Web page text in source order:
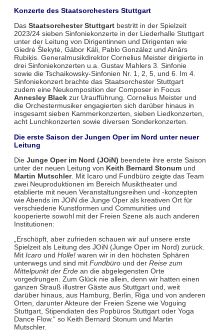
Konzerte des Staatsorchesters Stuttgart
Das Staatsorchester Stuttgartbestritt in der Spielzeit
2023/24 sieben Sinfoniekonzerte in der Liederhalle Stuttgart
unter der Leitung von Dirigentinnen und Dirigenten wie
Giedrė Šlekytė, Gábor Káli, Pablo González und Ainārs
Rubiķis. Generalmusikdirektor Cornelius Meister dirigierte in
drei Sinfoniekonzerten u.a. Gustav Mahlers 3. Sinfonie
sowie die Tschaikowsky-Sinfonien Nr. 1, 2, 5, und 6. Im 4.
Sinfoniekonzert brachte das Staatsorchester Stuttgart
zudem eine Neukomposition der Composer in Focus
Annesley Blackzur Uraufführung. Cornelius Meister und
die Orchestermusiker engagierten sich darüber hinaus in
insgesamt sieben Kammerkonzerten, sieben Liedkonzerten,
acht Lunchkonzerten sowie diversen Sonderkonzerten.
Die erste Saison der Jungen Oper im Nord unter neuer
Leitung
Die Junge Oper im Nord (JOiN) beendete ihre erste Saison
unter der neuen Leitung von Keith Bernard Stonumund
Martin Mutschler. Mit Icaro und Fundbüro zeigte das Team
zwei Neuproduktionen im Bereich Musiktheater und
etablierte mit neuen Veranstaltungsreihen und -konzepten
wie Abends im JOiN die Junge Oper als kreativen Ort für
verschiedene Kunstformen und Communities und
kooperierte sowohl mit der Freien Szene als auch anderen
Institutionen:
„Erschöpft, aber zufrieden schauen wir auf unsere erste
Spielzeit als Leitung des JOiN (Junge Oper im Nord) zurück.
Mit Icaround Holle!waren wir in den höchsten Sphären
unterwegs und sind mit Fundbüround der Reise zum
Mittelpunkt der Erdean die abgelegensten Orte
vorgedrungen. Zum Glück nie allein, denn wir hatten einen
ganzen Strauß illustrer Gäste aus Stuttgart und, weit
darüber hinaus, aus Hamburg, Berlin, Riga und von anderen
Orten, darunter Akteure der Freien Szene wie Voguing
Stuttgart, Stipendiaten des Popbüros Stuttgart oder Yoga
Dance Flow.“ so Keith Bernard Stonum und Martin
Mutschler.